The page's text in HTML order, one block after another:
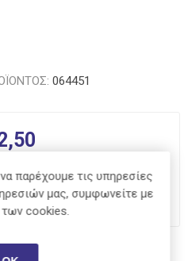
064451
ΑΓΟΡΆ
παρέχουμε τις υπηρεσίες
μας, συμφωνείτε με
cookies.